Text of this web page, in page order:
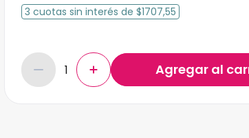
3 cuotas sin interés de $1707,55